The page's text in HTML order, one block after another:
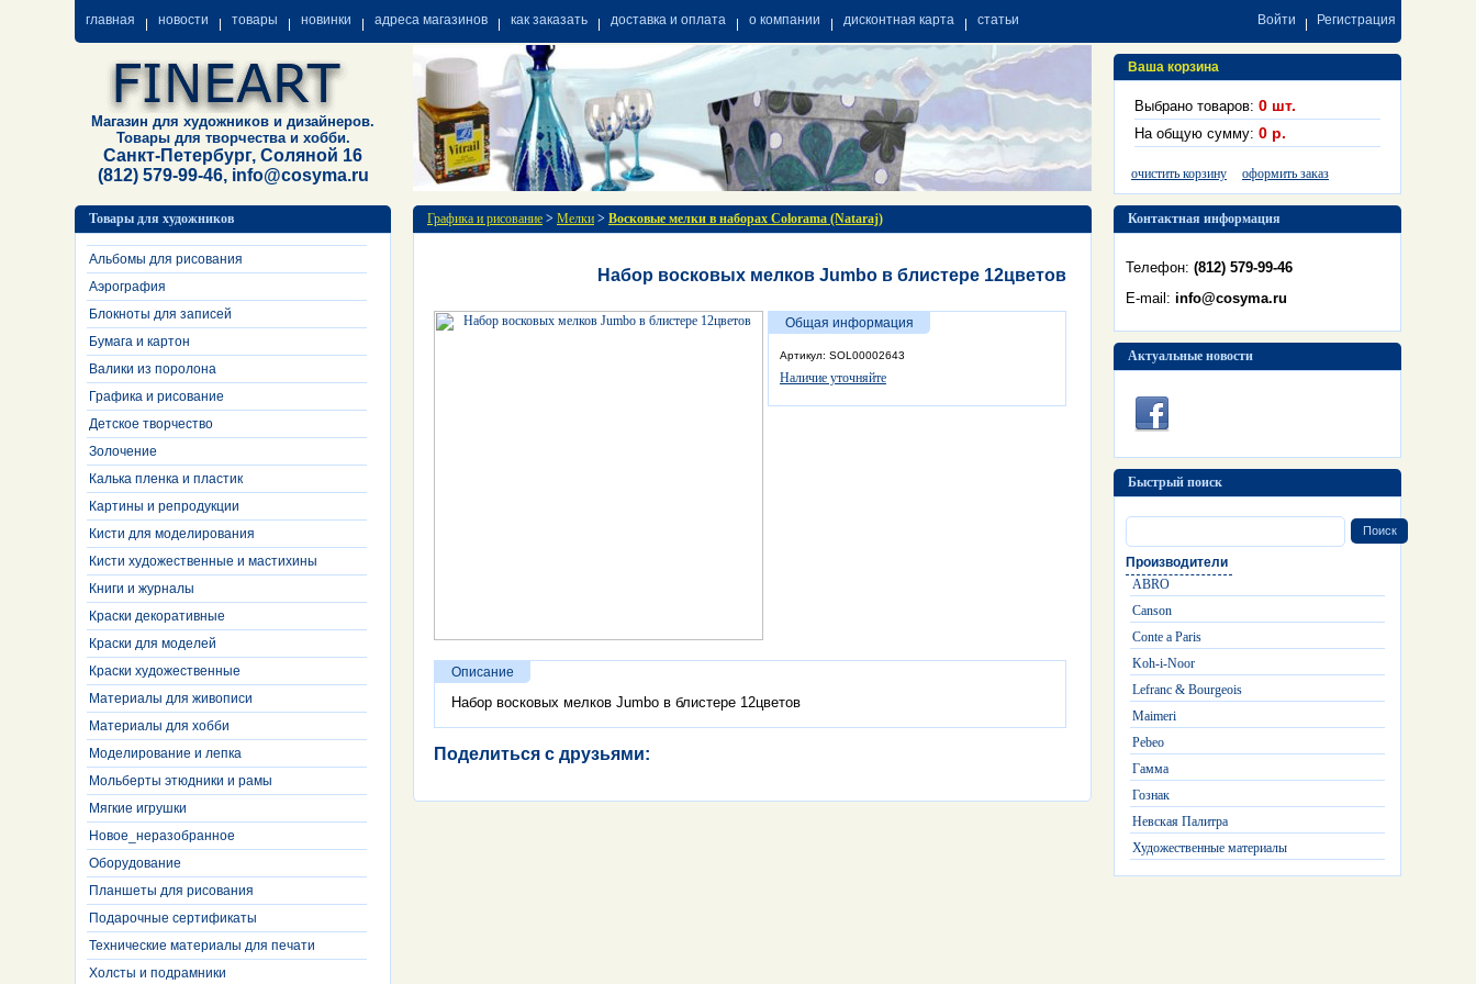
главная новости товары новинки адреса магазинов как заказать доставка и оплата о компании дисконтная карта статьи Войти Регистрация
Магазин для художников и дизайнеров.
Товары для творчества и хобби.
Санкт-Петербург, Соляной 16
(812) 579-99-46, info@cosyma.ru
Ваша корзина
Выбрано товаров: 0 шт.
На общую сумму: 0 р.
очистить корзину оформить заказ
Товары для художников
Альбомы для рисования
Аэрография
Блокноты для записей
Бумага и картон
Валики из поролона
Графика и рисование
Детское творчество
Золочение
Калька пленка и пластик
Картины и репродукции
Кисти для моделирования
Кисти художественные и мастихины
Книги и журналы
Краски декоративные
Краски для моделей
Краски художественные
Материалы для живописи
Материалы для хобби
Моделирование и лепка
Мольберты этюдники и рамы
Мягкие игрушки
Новое_неразобранное
Оборудование
Планшеты для рисования
Подарочные сертификаты
Технические материалы для печати
Холсты и подрамники
Графика и рисование > Мелки > Восковые мелки в наборах Colorama (Nataraj)
Набор восковых мелков Jumbo в блистере 12цветов
Общая информация
Артикул: SOL00002643
Наличие уточняйте
Описание
Набор восковых мелков Jumbo в блистере 12цветов
Поделиться с друзьями:
Контактная информация
Телефон: (812) 579-99-46
E-mail: info@cosyma.ru
Актуальные новости
Быстрый поиск
Производители
ABRO
Canson
Conte a Paris
Koh-i-Noor
Lefranc & Bourgeois
Maimeri
Pebeo
Гамма
Гознак
Невская Палитра
Художественные материалы